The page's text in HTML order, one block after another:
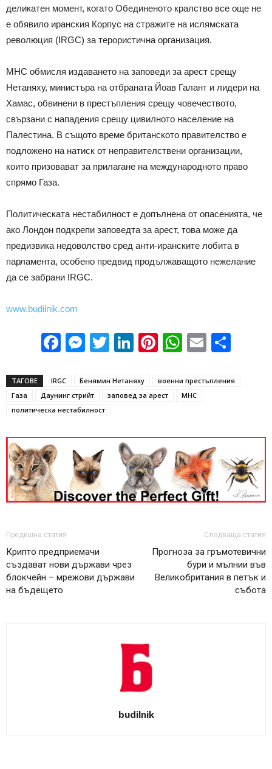
деликатен момент, когато Обединеното кралство все още не
е обявило иранския Корпус на стражите на ислямската
революция (IRGC) за терористична организация.
МНС обмисля издаването на заповеди за арест срещу
Нетаняху, министъра на отбраната Йоав Галант и лидери на
Хамас, обвинени в престъпления срещу човечеството,
свързани с нападения срещу цивилното население на
Палестина. В същото време британското правителство е
подложено на натиск от неправителствени организации,
които призовават за прилагане на международното право
спрямо Газа.
Политическата нестабилност е допълнена от опасенията, че
ако Лондон подкрепи заповедта за арест, това може да
предизвика недоволство сред анти-иранските лобита в
парламента, особено предвид продължаващото нежелание
да се забрани IRGC.
www.budilnik.com
Facebook
Messenger
Twitter
LinkedIn
Pinterest
WhatsApp
Email
ТАГОВЕ IRGC Бенямин Нетаняху
военни престъпления
Газа
Даунинг стрийт заповед за арест
МНС
политическа нестабилност
Предишна статия
Крипто предприемачи
създават нови държави чрез
блокчейн – мрежови държави
на бъдещето
Следваща статия
Прогноза за гръмотевични
бури и мълнии във
Великобритания в петък и
събота
budilnik